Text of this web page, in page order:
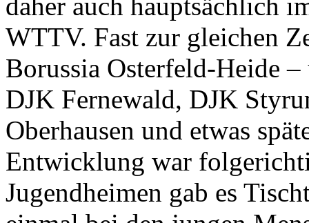
daher auch hauptsächlich
WTTV. Fast zur gleichen
Borussia Osterfeld-Heide
DJK Fernewald, DJK
Oberhausen und etwas
Entwicklung war
Jugendheimen gab es